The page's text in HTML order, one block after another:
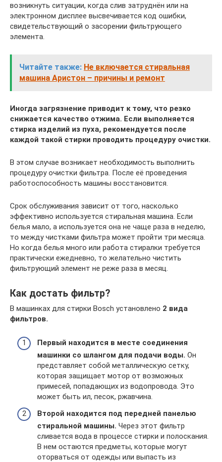
возникнуть ситуации, когда слив затруднён или на
электронном дисплее высвечивается код ошибки,
свидетельствующий о засорении фильтрующего
элемента.
Читайте также: Не включается стиральная
машина Аристон – причины и ремонт
Иногда загрязнение приводит к тому, что резко
снижается качество отжима. Если выполняется
стирка изделий из пуха, рекомендуется после
каждой такой стирки проводить процедуру очистки.
В этом случае возникает необходимость выполнить
процедуру очистки фильтра. После её проведения
работоспособность машины восстановится.
Срок обслуживания зависит от того, насколько
эффективно используется стиральная машина. Если
белья мало, а используется она не чаще раза в неделю,
то между чистками фильтра может пройти три месяца.
Но когда белья много или работа стиралки требуется
практически ежедневно, то желательно чистить
фильтрующий элемент не реже раза в месяц.
Как достать фильтр?
В машинках для стирки Bosch установлено 2 вида
фильтров.
Первый находится в месте соединения
машинки со шлангом для подачи воды. Он
представляет собой металлическую сетку,
которая защищает мотор от возможных
примесей, попадающих из водопровода. Это
может быть ил, песок, ржавчина.
Второй находится под передней панелью
стиральной машины. Через этот фильтр
сливается вода в процессе стирки и полоскания.
В нем остаются предметы, которые могут
оторваться от одежды или выпасть из